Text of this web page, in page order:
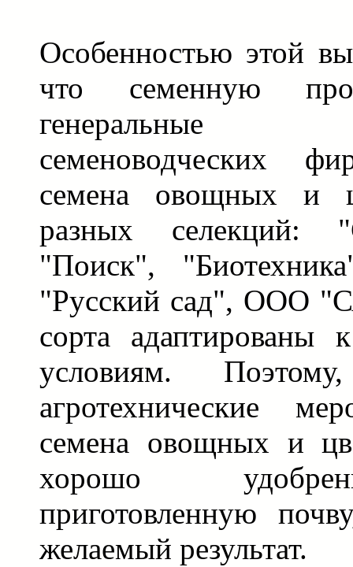
Особенностью этой
что семенную
генеральные
семеноводческих
семена овощных и
разных селекций:
"Поиск",
"Русский сад", ООО
сорта
условиям.
агротехнические
семена овощных и
хорошо
приготовленную
желаемый результат.